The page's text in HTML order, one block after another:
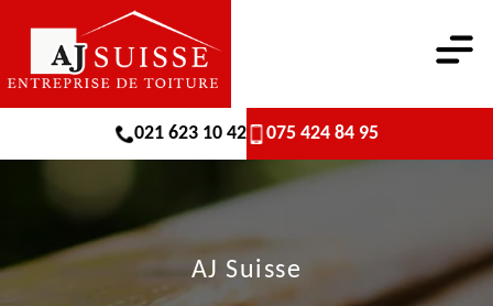
021 623 10 42 075 424 84 95
AJ Suisse